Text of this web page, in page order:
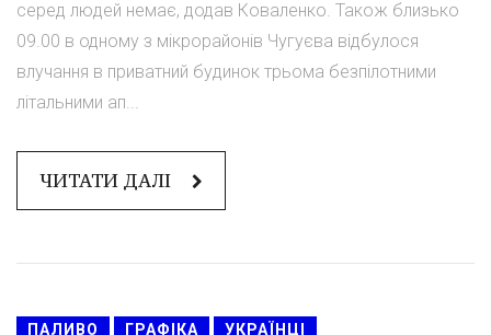
серед людей немає, додав Коваленко. Також близько
09.00 в одному з мікрорайонів Чугуєва відбулося
влучання в приватний будинок трьома безпілотними
літальними ап...
ЧИТАТИ ДАЛІ
ПАЛИВО ГРАФІКА УКРАЇНЦІ